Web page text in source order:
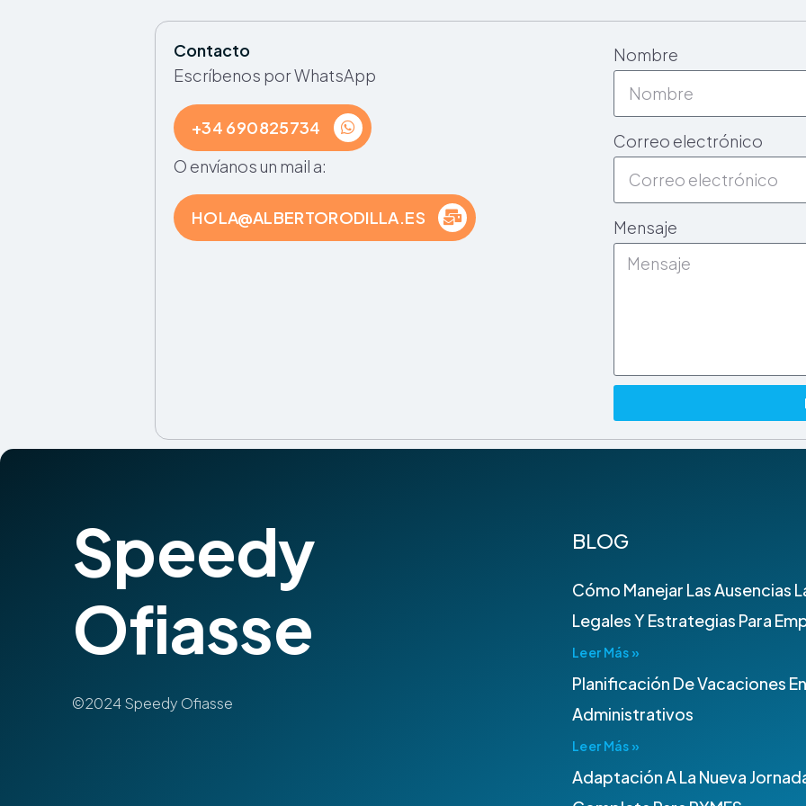
Contacto
Escríbenos por WhatsApp
+34 690825734
O envíanos un mail a:
HOLA@ALBERTORODILLA.ES
Nombre
Correo electrónico
Mensaje
Speedy
Ofiasse
©2024 Speedy Ofiasse
BLOG
Cómo Manejar Las
Legales Y Estrategias Para
Leer Más »
Planificación De Vacaciones
Administrativos
Leer Más »
Adaptación A La Nueva